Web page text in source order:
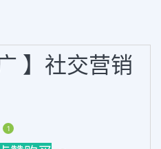
】社交营销
1